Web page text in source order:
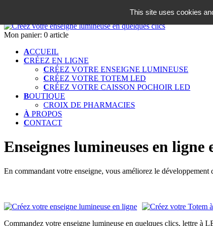
Mon panier: 0 article
ACCUEIL
CRÉEZ EN LIGNE
CRÉEZ VOTRE ENSEIGNE LUMINEUSE
CRÉEZ VOTRE TOTEM LED
CRÉEZ VOTRE CAISSON POCHOIR LED
BOUTIQUE
CROIX DE PHARMACIES
À PROPOS
CONTACT
Enseignes lumineuses en
En commandant votre enseigne, vous améliorez le
Commandez votre enseigne lumineuse en quelques clics, lettre à
This site uses cookies